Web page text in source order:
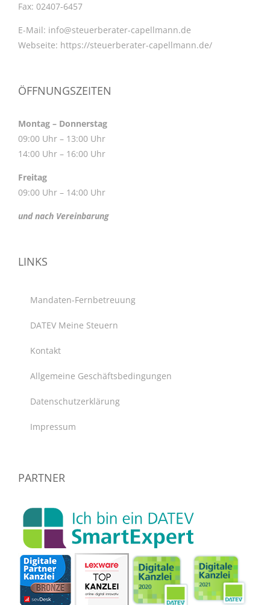
Fax: 02407-6457
E-Mail: info@steuerberater-capellmann.de
Webseite: https://steuerberater-capellmann.de/
ÖFFNUNGSZEITEN
Montag – Donnerstag
09:00 Uhr – 13:00 Uhr
14:00 Uhr – 16:00 Uhr
Freitag
09:00 Uhr – 14:00 Uhr
und nach Vereinbarung
LINKS
Mandaten-Fernbetreuung
DATEV Meine Steuern
Kontakt
Allgemeine Geschäftsbedingungen
Datenschutzerklärung
Impressum
PARTNER